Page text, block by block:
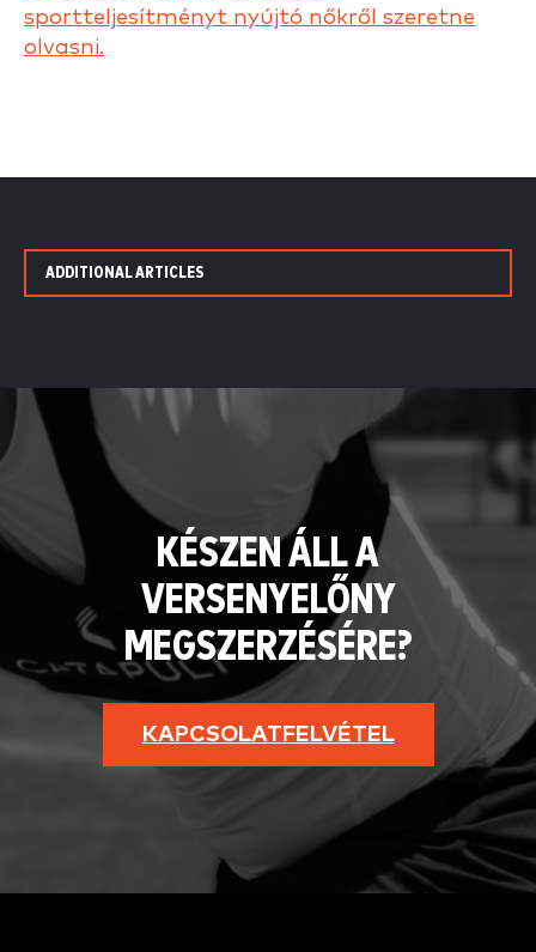
sportteljesítményt nyújtó nőkről szeretne
olvasni.
ADDITIONAL ARTICLES
KÉSZEN ÁLL A
VERSENYELŐNY
MEGSZERZÉSÉRE?
KAPCSOLATFELVÉTEL